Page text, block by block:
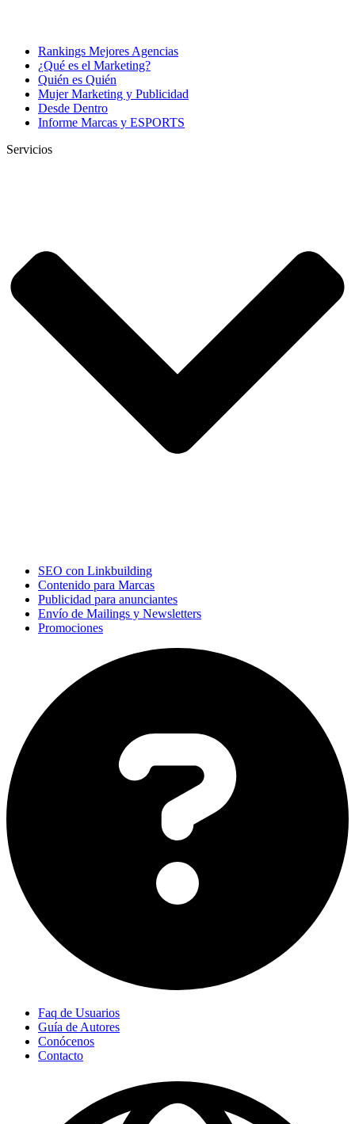
Rankings Mejores Agencias
¿Qué es el Marketing?
Quién es Quién
Mujer Marketing y Publicidad
Desde Dentro
Informe Marcas y ESPORTS
Servicios
SEO con Linkbuilding
Contenido para Marcas
Publicidad para anunciantes
Envío de Mailings y Newsletters
Promociones
Faq de Usuarios
Guía de Autores
Conócenos
Contacto